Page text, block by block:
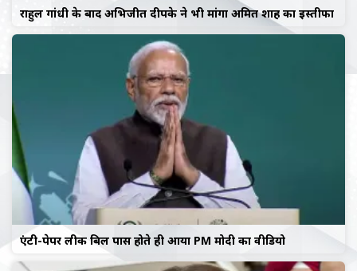
राहुल गांधी के बाद अभिजीत दीपके ने भी मांगा अमित शाह का इस्तीफा
एंटी-पेपर लीक बिल पास होते ही आया PM मोदी का वीडियो